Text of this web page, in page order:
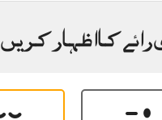
کا اظہار کریں